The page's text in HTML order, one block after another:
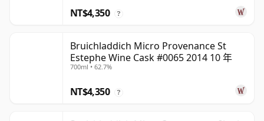
NT$4,350 ?
Bruichladdich Micro Provenance St
Estephe Wine Cask #0065 2014 10 年
700ml • 62.7%
NT$4,350 ?